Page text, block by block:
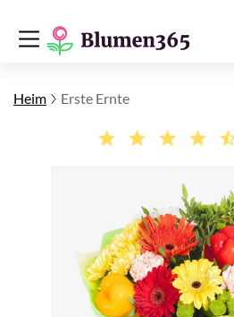
Heim Erste Ernte